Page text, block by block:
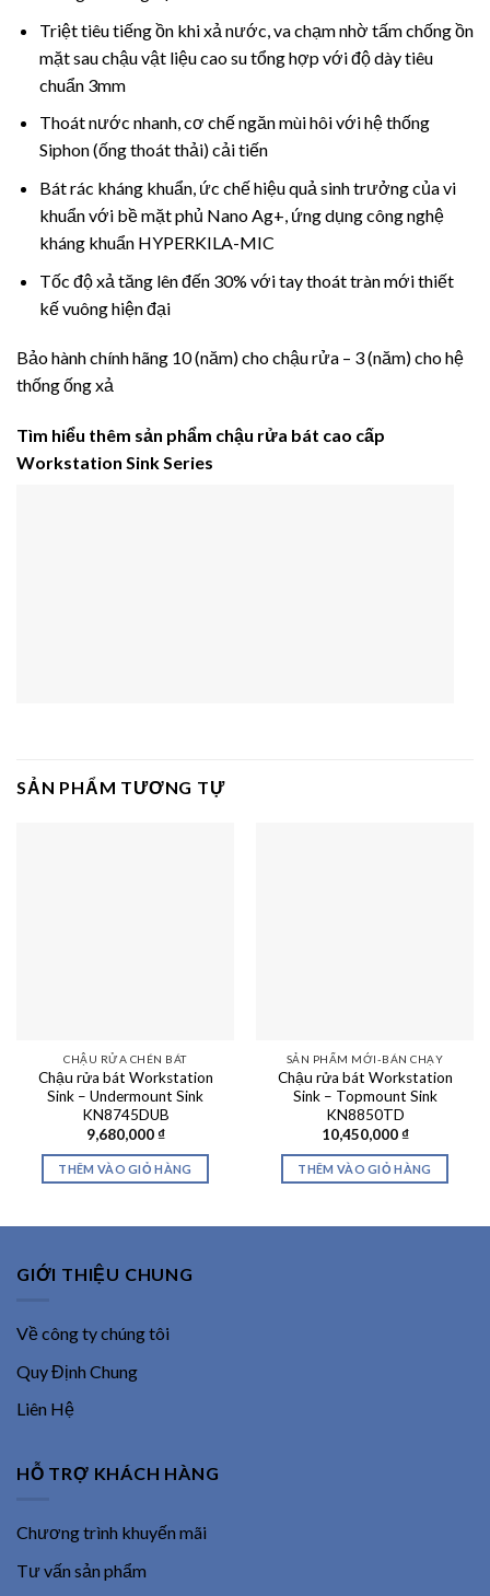
Triệt tiêu tiếng ồn khi xả nước, va chạm nhờ tấm chống ồn
mặt sau chậu vật liệu cao su tổng hợp với độ dày tiêu
chuẩn 3mm
Thoát nước nhanh, cơ chế ngăn mùi hôi với hệ thống
Siphon (ống thoát thải) cải tiến
Bát rác kháng khuẩn, ức chế hiệu quả sinh trưởng của vi
khuẩn với bề mặt phủ Nano Ag+, ứng dụng công nghệ
kháng khuẩn HYPERKILA-MIC
Tốc độ xả tăng lên đến 30% với tay thoát tràn mới thiết
kế vuông hiện đại
Bảo hành chính hãng 10 (năm) cho chậu rửa – 3 (năm) cho hệ
thống ống xả
Tìm hiểu thêm sản phẩm chậu rửa bát cao cấp
Workstation Sink Series
SẢN PHẨM TƯƠNG TỰ
CHẬU RỬA CHÉN BÁT
Chậu rửa bát Workstation
Sink – Undermount Sink
KN8745DUB
9,680,000₫
THÊM VÀO GIỎ HÀNG
SẢN PHẨM MỚI-BÁN CHẠY
Chậu rửa bát Workstation
Sink – Topmount Sink
KN8850TD
10,450,000₫
THÊM VÀO GIỎ HÀNG
GIỚI THIỆU CHUNG
Về công ty chúng tôi
Quy Định Chung
Liên Hệ
HỖ TRỢ KHÁCH HÀNG
Chương trình khuyến mãi
Tư vấn sản phẩm